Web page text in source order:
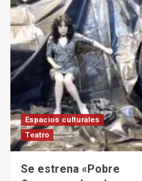
Espacios culturales
Teatro
Se estrena «Pobre